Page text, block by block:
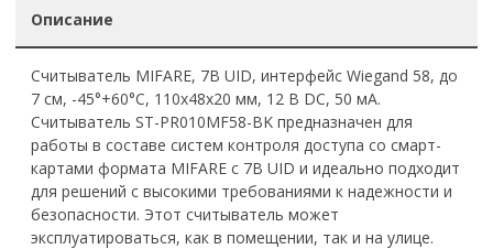
Описание
Считыватель MIFARE, 7B UID, интерфейс Wiegand 58, до
7 см, -45°+60°С, 110х48х20 мм, 12 В DC, 50 мA.
Считыватель ST-PR010MF58-BK предназначен для
работы в составе систем контроля доступа со смарт-
картами формата MIFARE c 7B UID и идеально подходит
для решений с высокими требованиями к надежности и
безопасности. Этот считыватель может
эксплуатироваться, как в помещении, так и на улице.